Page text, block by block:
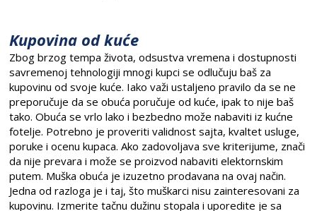
Kupovina od kuće
Zbog brzog tempa života, odsustva vremena i dostupnosti
savremenoj tehnologiji mnogi kupci se odlučuju baš za
kupovinu od svoje kuće. Iako važi ustaljeno pravilo da se ne
preporučuje da se obuća poručuje od kuće, ipak to nije baš
tako. Obuća se vrlo lako i bezbedno može nabaviti iz kućne
fotelje. Potrebno je proveriti validnost sajta, kvaltet usluge,
poruke i ocenu kupaca. Ako zadovoljava sve kriterijume, znači
da nije prevara i može se proizvod nabaviti elektornskim
putem. Muška obuća je izuzetno prodavana na ovaj način.
Jedna od razloga je i taj, što muškarci nisu zainteresovani za
kupovinu. Izmerite tačnu dužinu stopala i uporedite je sa